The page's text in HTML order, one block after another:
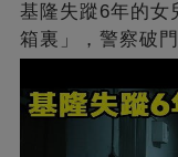
基隆失蹤6年的女
箱裏」，警察破